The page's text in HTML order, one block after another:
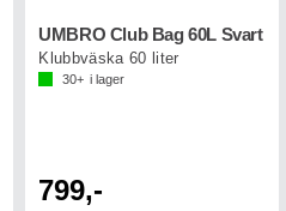
UMBRO Club Bag 60L Svart
Klubbväska 60 liter
30+ i lager
799,-